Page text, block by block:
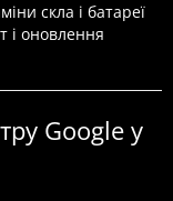
скла і батареї
і оновлення
Google у